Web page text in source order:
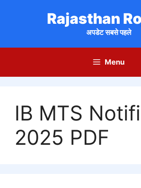
Rajasthan
अपडेट सबसे पहले
Menu
IB MTS
2025 PDF